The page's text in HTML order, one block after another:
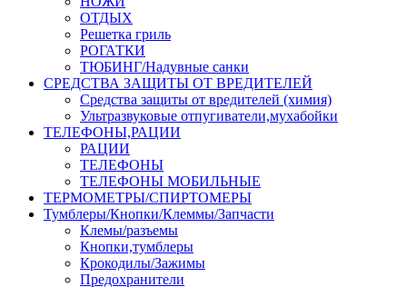
ОТДЫХ
Решетка гриль
РОГАТКИ
ТЮБИНГ/Надувные санки
СРЕДСТВА ЗАЩИТЫ ОТ ВРЕДИТЕЛЕЙ
Средства защиты от вредителей (химия)
Ультразвуковые отпугиватели,мухабойки
ТЕЛЕФОНЫ,РАЦИИ
РАЦИИ
ТЕЛЕФОНЫ
ТЕЛЕФОНЫ МОБИЛЬНЫЕ
ТЕРМОМЕТРЫ/СПИРТОМЕРЫ
Тумблеры/Кнопки/Клеммы/Запчасти
Клемы/разъемы
Кнопки,тумблеры
Крокодилы/Зажимы
Предохранители